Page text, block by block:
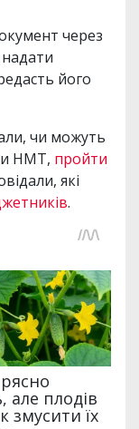
через
його
чи можуть
НМТ, пройти
які
.